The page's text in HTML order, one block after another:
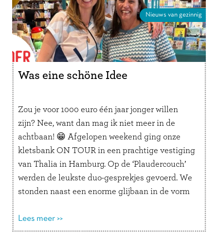
Nieuws van gezinnig
Was eine schöne Idee
Zou je voor 1000 euro één jaar jonger willen
zijn? Nee, want dan mag ik niet meer in de
achtbaan! 😁 Afgelopen weekend ging onze
kletsbank ON TOUR in een prachtige vestiging
van Thalia in Hamburg. Op de ‘Plaudercouch’
werden de leukste duo-gesprekjes gevoerd. We
stonden naast een enorme glijbaan in de vorm
Lees meer >>